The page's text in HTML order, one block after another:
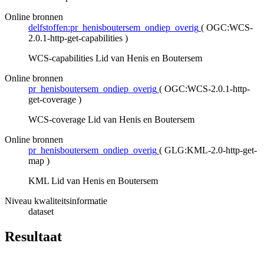
Online bronnen
delfstoffen:pr_henisboutersem_ondiep_overig ( OGC:WCS-
2.0.1-http-get-capabilities )
WCS-capabilities Lid van Henis en Boutersem
Online bronnen
pr_henisboutersem_ondiep_overig ( OGC:WCS-2.0.1-http-
get-coverage )
WCS-coverage Lid van Henis en Boutersem
Online bronnen
pr_henisboutersem_ondiep_overig ( GLG:KML-2.0-http-get-
map )
KML Lid van Henis en Boutersem
Niveau kwaliteitsinformatie
dataset
Resultaat